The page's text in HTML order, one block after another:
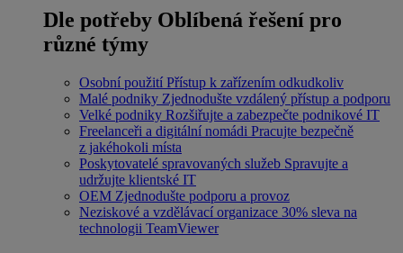
Dle potřeby Oblíbená řešení pro
různé týmy
Osobní použití Přístup k zařízením odkudkoliv
Malé podniky Zjednodušte vzdálený přístup a podporu
Velké podniky Rozšiřujte a zabezpečte podnikové IT
Freelanceři a digitální nomádi Pracujte bezpečně
z jakéhokoli místa
Poskytovatelé spravovaných služeb Spravujte a
udržujte klientské IT
OEM Zjednodušte podporu a provoz
Neziskové a vzdělávací organizace 30% sleva na
technologii TeamViewer